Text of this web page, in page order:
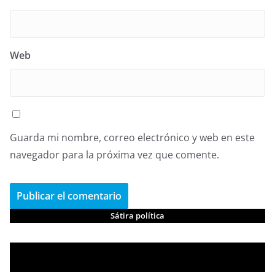
Web
Guarda mi nombre, correo electrónico y web en este
navegador para la próxima vez que comente.
Sátira política